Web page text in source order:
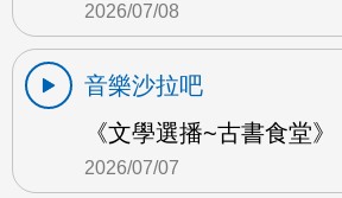
2026/07/08
音樂沙拉吧
《文學選播~古書食堂
2026/07/07